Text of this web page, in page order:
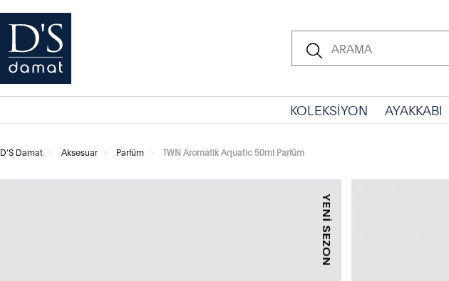
KOLEKSİYON AYAKKABI
D'S Damat Aksesuar Parfüm TWN Aromatik Aquatic 50ml Parfüm